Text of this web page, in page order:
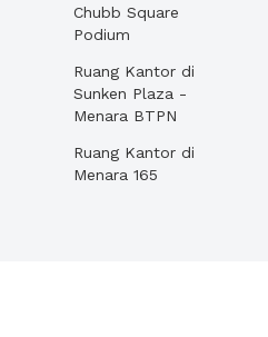
Chubb Square
Podium
Ruang Kantor di
Sunken Plaza -
Menara BTPN
Ruang Kantor di
Menara 165